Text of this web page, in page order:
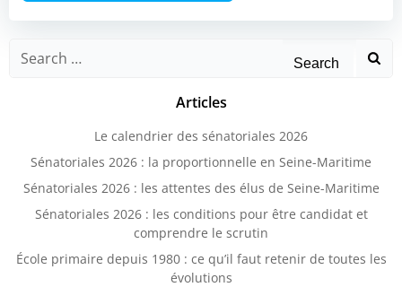
for:
Articles
Le calendrier des sénatoriales 2026
Sénatoriales 2026 : la proportionnelle en Seine-Maritime
Sénatoriales 2026 : les attentes des élus de Seine-Maritime
Sénatoriales 2026 : les conditions pour être candidat et
comprendre le scrutin
École primaire depuis 1980 : ce qu’il faut retenir de toutes les
évolutions